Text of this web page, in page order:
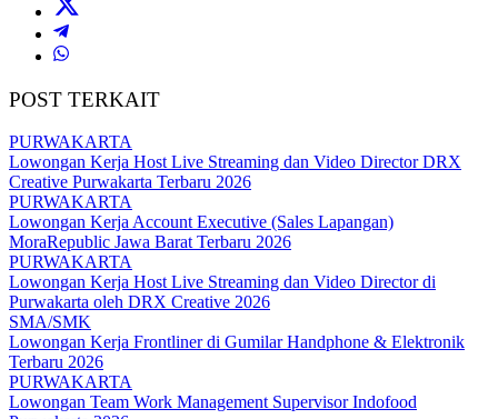
POST TERKAIT
PURWAKARTA
Lowongan Kerja Host Live Streaming dan Video Director DRX
Creative Purwakarta Terbaru 2026
PURWAKARTA
Lowongan Kerja Account Executive (Sales Lapangan)
MoraRepublic Jawa Barat Terbaru 2026
PURWAKARTA
Lowongan Kerja Host Live Streaming dan Video Director di
Purwakarta oleh DRX Creative 2026
SMA/SMK
Lowongan Kerja Frontliner di Gumilar Handphone & Elektronik
Terbaru 2026
PURWAKARTA
Lowongan Team Work Management Supervisor Indofood